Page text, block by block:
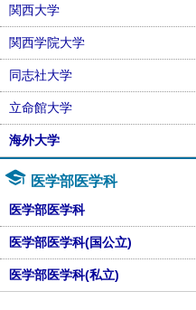
関西大学
関西学院大学
同志社大学
立命館大学
海外大学
医学部医学科
医学部医学科
医学部医学科(国公立)
医学部医学科(私立)